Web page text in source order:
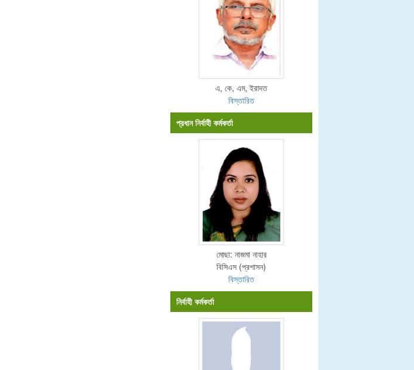
এ, কে, এম, ইরাদত
বিস্তারিত
প্রধান নির্বাহী কর্মকর্তা
মোছা: নাজমা নাহার
বিসিএস (প্রশাসন)
বিস্তারিত
নির্বাহী কর্মকর্তা